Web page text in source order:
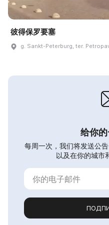
彼得保罗要塞
g. Sankt-Peterburg, ter.
给你的
每周一次，我们将发送公
以及在你的城市